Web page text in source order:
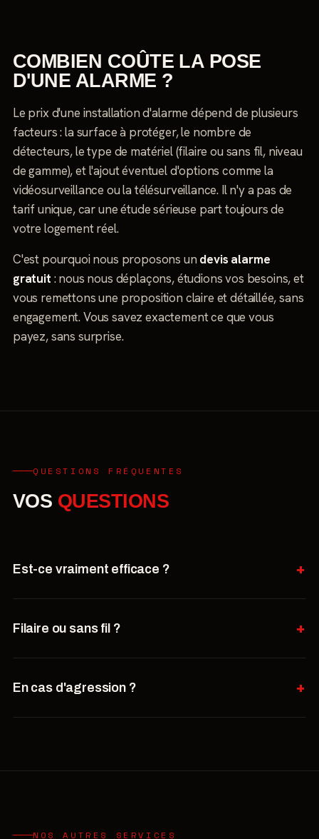
COMBIEN COÛTE LA POSE
D'UNE ALARME ?
Le prix d'une installation d'alarme dépend de plusieurs
facteurs : la surface à protéger, le nombre de
détecteurs, le type de matériel (filaire ou sans fil, niveau
de gamme), et l'ajout éventuel d'options comme la
vidéosurveillance ou la télésurveillance. Il n'y a pas de
tarif unique, car une étude sérieuse part toujours de
votre logement réel.
C'est pourquoi nous proposons un devis alarme
gratuit : nous nous déplaçons, étudions vos besoins, et
vous remettons une proposition claire et détaillée, sans
engagement. Vous savez exactement ce que vous
payez, sans surprise.
QUESTIONS FRÉQUENTES
VOS QUESTIONS
Est-ce vraiment efficace ?
Filaire ou sans fil ?
En cas d'agression ?
NOS AUTRES SERVICES